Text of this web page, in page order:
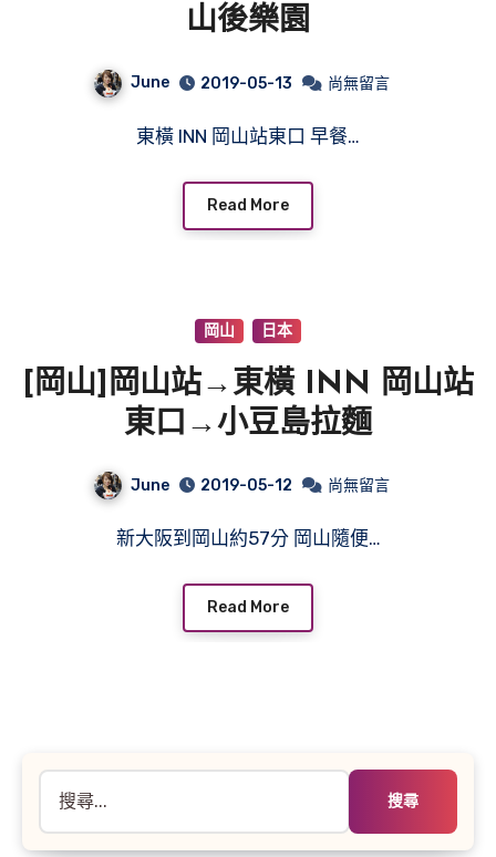
山後樂園
June 2019-05-13 尚無留言
東橫 INN 岡山站東口 早餐…
Read More
岡山 日本
[岡山]岡山站→東橫 INN 岡山站
東口→小豆島拉麵
June 2019-05-12 尚無留言
新大阪到岡山約57分 岡山隨便…
Read More
關